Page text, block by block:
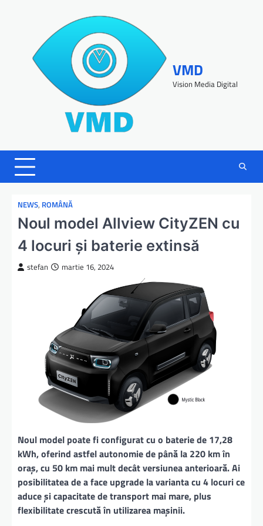
VMD
Vision Media Digital
NEWS, ROMÂNĂ
Noul model Allview CityZEN cu
4 locuri și baterie extinsă
stefan martie 16, 2024
Noul model poate fi configurat cu o baterie de 17,28
kWh, oferind astfel autonomie de până la 220 km în
oraș, cu 50 km mai mult decât versiunea anterioară. Ai
posibilitatea de a face upgrade la varianta cu 4 locuri ce
aduce și capacitate de transport mai mare, plus
flexibilitate crescută în utilizarea mașinii.